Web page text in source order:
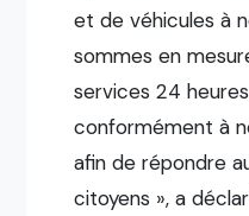
et de véhicules à
sommes en
services 24
conformément à
afin de répondre
citoyens », a